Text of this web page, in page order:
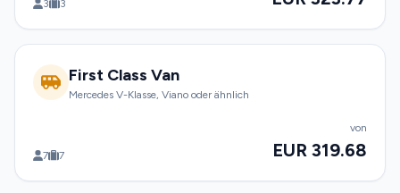
3 3
First Class Van
Mercedes V-Klasse, Viano oder ähnlich
7 7
von
EUR 319.68